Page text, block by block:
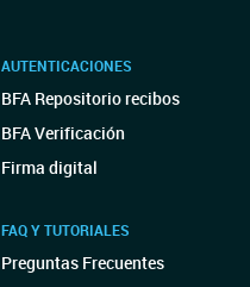
AUTENTICACIONES
BFA Repositorio recibos
BFA Verificación
Firma digital
FAQ Y TUTORIALES
Preguntas Frecuentes